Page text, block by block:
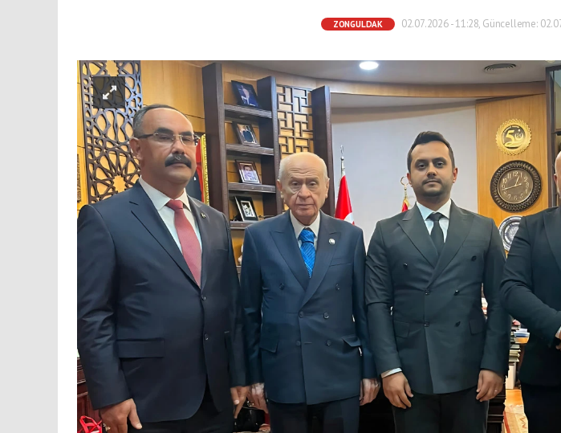
ZONGULDAK 02.07.2026 - 11:28, Güncelleme: